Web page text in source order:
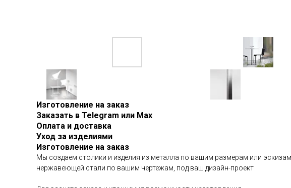
Изготовление на заказ
Заказать в Telegram или Max
Оплата и доставка
Уход за изделиями
Изготовление на заказ
Мы создаем столики и изделия из металла по вашим размерам или
нержавеющей стали по вашим чертежам, под ваш дизайн-проект